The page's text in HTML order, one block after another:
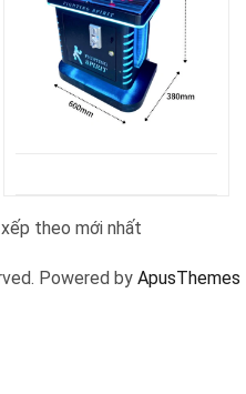
theo mới nhất
Powered by ApusThemes